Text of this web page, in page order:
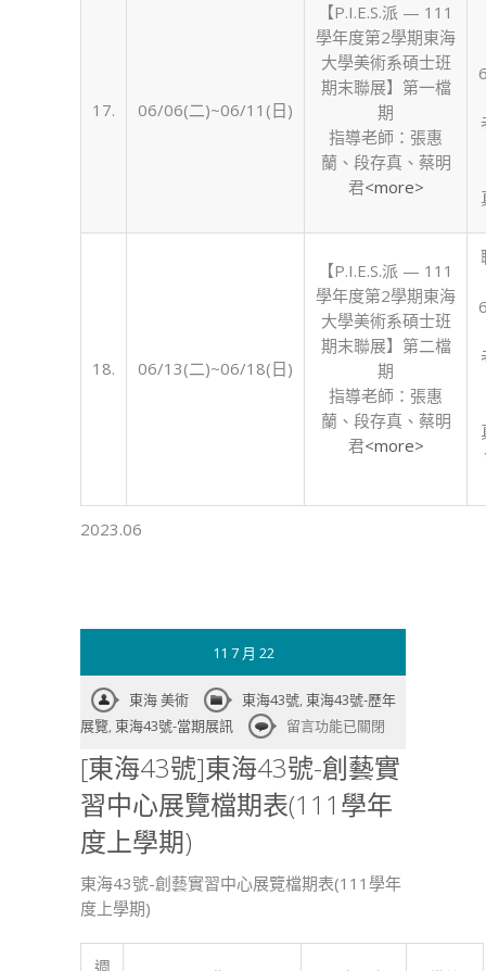
17. 06/06(二)~06/11(日)
【P.I.E.S.派 — 111
學年度第2學期東海
大學美術系碩士班
期末聯展】第一檔
期
指導老師：張惠
蘭、段存真、蔡明
君<more>
18. 06/13(二)~06/18(日)
【P.I.E.S.派 — 111
學年度第2學期東海
大學美術系碩士班
期末聯展】第二檔
期
指導老師：張惠
蘭、段存真、蔡明
君<more>
2023.06
11 7 月 22
東海 美術 東海43號, 東海43號-歷年
展覽, 東海43號-當期展訊
在
海
43
號]
海
43
創
留言功能已關閉
[東海43號]東海43號-創藝實
習中心展覽檔期表(111學年
度上學期)
東海43號-創藝實習中心展覽檔期表(111學年
度上學期)